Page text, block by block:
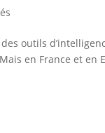
outils
en France et en